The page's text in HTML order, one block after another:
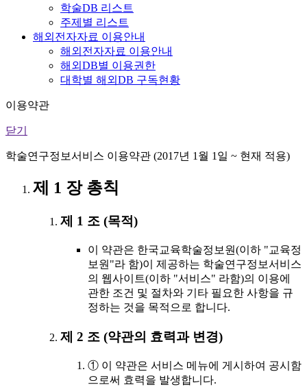
학술DB 리스트
주제별 리스트
해외전자자료 이용안내
해외전자자료 이용안내
해외DB별 이용권한
대학별 해외DB 구독현황
이용약관
닫기
학술연구정보서비스 이용약관 (2017년 1월 1일 ~ 현재 적용)
제 1 장 총칙
제 1 조 (목적)
이 약관은 한국교육학술정보원(이하 "교육정
보원"라 함)이 제공하는 학술연구정보서비스
의 웹사이트(이하 "서비스" 라함)의 이용에
관한 조건 및 절차와 기타 필요한 사항을 규
정하는 것을 목적으로 합니다.
제 2 조 (약관의 효력과 변경)
① 이 약관은 서비스 메뉴에 게시하여 공시함
으로써 효력을 발생합니다.